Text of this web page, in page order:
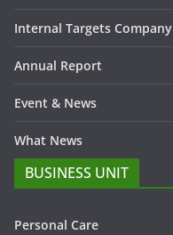
Internal Targets Company
Annual Report
Event & News
What News
BUSINESS UNIT
Personal Care